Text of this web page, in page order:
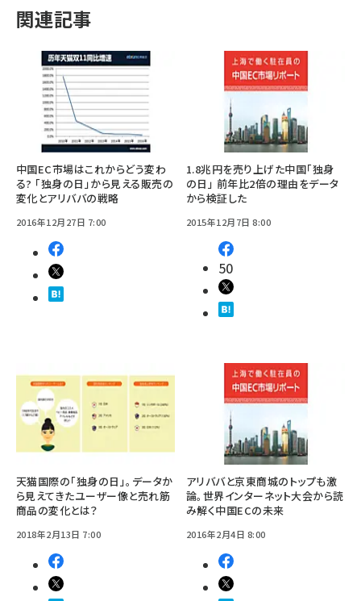
関連記事
中国EC市場はこれからどう変わ
る? 「独身の日」から見える販売の
変化とアリババの戦略
2016年12月27日 7:00
1.8兆円を売り上げた中国「独身
の日」 前年比2倍の理由をデータ
から検証した
2015年12月7日 8:00
50
天猫国際の「独身の日」。データか
ら見えてきたユーザー像と売れ筋
商品の変化とは？
2018年2月13日 7:00
アリババと京東商城のトップも激
論。世界インターネット大会から読
み解く中国ECの未来
2016年2月4日 8:00